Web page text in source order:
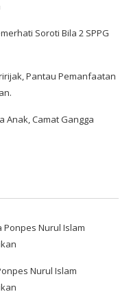
Soroti Bila 2 SPPG
Pantau Pemanfaatan
Anak, Camat Gangga
Nurul Islam
Nurul Islam